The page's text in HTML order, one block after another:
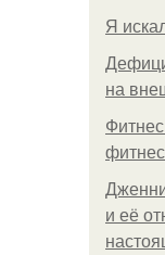
Я
на
и её